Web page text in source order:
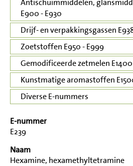
Antischuimmiddelen,
E900 - E930
Drijf- en verpakkingsgassen
Zoetstoffen E950 - E999
Gemodificeerde zetmelen E1400
Kunstmatige aromastoffen
Diverse E-nummers
E-nummer
E239
Naam
Hexamine, hexamethyltetramine